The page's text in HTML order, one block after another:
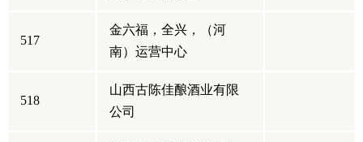
517
金六福，全兴，（河
南）运营中心
518
山西古陈佳酿酒业有限
公司